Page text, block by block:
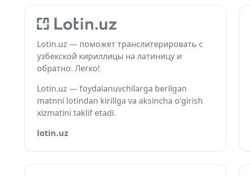
Lotin.uz — поможет транслитерировать с
узбекской кириллицы на латиницу и
обратно. Легко!
Lotin.uz — foydalanuvchilarga berilgan
matnni lotindan kirillga va aksincha o‘girish
xizmatini taklif etadi.
lotin.uz